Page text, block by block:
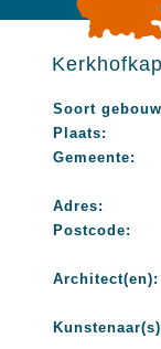
Soort
Plaats:
Gemeente:
Adres:
Postcode:
Architect(en):